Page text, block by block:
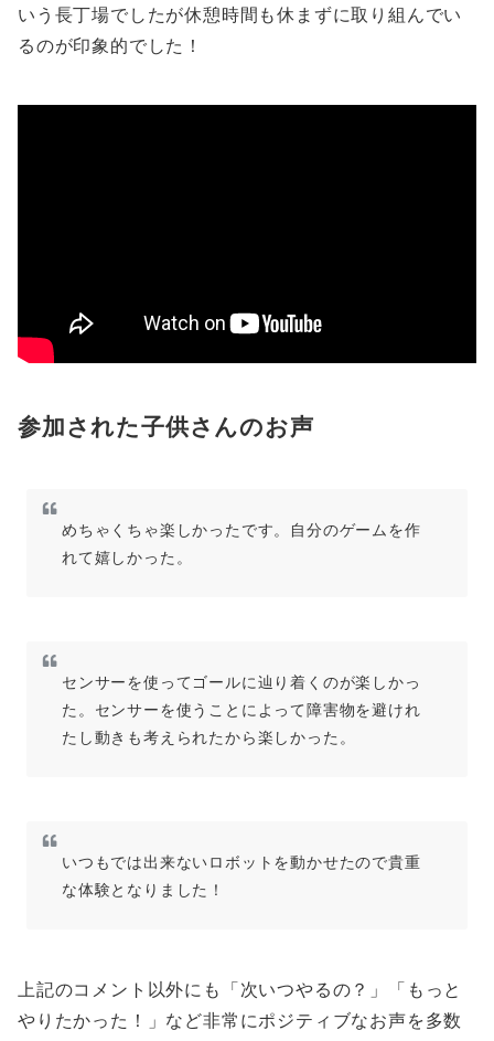
いう長丁場でしたが休憩時間も休まずに取り組んでい
るのが印象的でした！
参加された子供さんのお声
めちゃくちゃ楽しかったです。自分のゲームを作
れて嬉しかった。
センサーを使ってゴールに辿り着くのが楽しかっ
た。センサーを使うことによって障害物を避けれ
たし動きも考えられたから楽しかった。
いつもでは出来ないロボットを動かせたので貴重
な体験となりました！
上記のコメント以外にも「次いつやるの？」「もっと
やりたかった！」など非常にポジティブなお声を多数